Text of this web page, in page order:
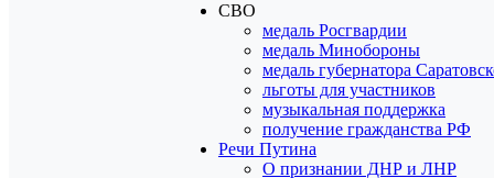
СВО
медаль Росгвардии
медаль Минобороны
медаль губернатора
льготы для участников
музыкальная поддержка
получение гражданства РФ
Речи Путина
О признании ДНР и ЛНР